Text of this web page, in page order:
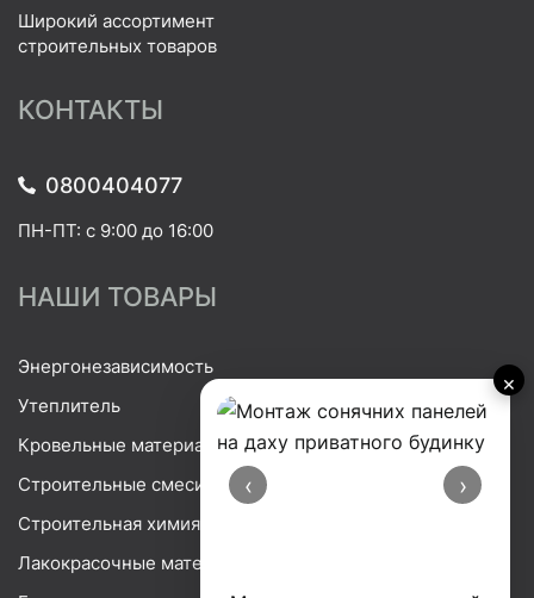
×
‹ ›
Широкий ассортимент
строительных товаров
КОНТАКТЫ
0800404077
ПН-ПТ: с 9:00 до 16:00
НАШИ ТОВАРЫ
Энергонезависимость
Утеплитель
Кровельные материалы
Строительные смеси
Строительная химия
Лакокрасочные материалы